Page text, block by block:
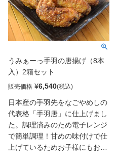
うみぁーっ手羽の唐揚げ（8本
入）2箱セット
販売価格 ¥6,540
日本産の手羽先をなごやめしの
代表格「手羽唐」に仕上げまし
た。調理済みのため電子レンジ
で簡単調理！甘めの味付けで仕
上げているためお子様にもおす